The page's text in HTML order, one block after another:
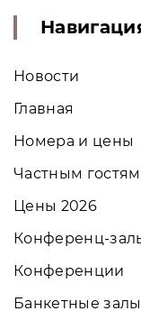
Новости
Главная
Номера и цены
Частным гостям
Цены 2026
Конференц-
Конференции
Банкетные залы